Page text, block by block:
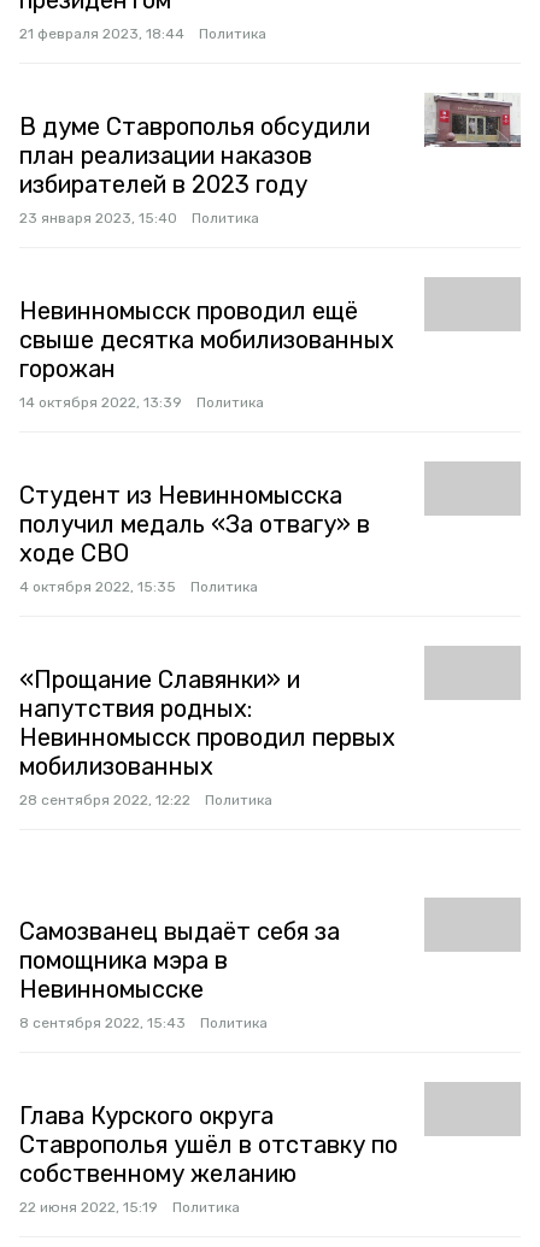
21 февраля 2023, 18:44 Политика
В думе Ставрополья обсудили
план реализации наказов
избирателей в 2023 году
23 января 2023, 15:40 Политика
Невинномысск проводил ещё
свыше десятка мобилизованных
горожан
14 октября 2022, 13:39 Политика
Студент из Невинномысска
получил медаль «За отвагу» в
ходе СВО
4 октября 2022, 15:35 Политика
«Прощание Славянки» и
напутствия родных:
Невинномысск проводил первых
мобилизованных
28 сентября 2022, 12:22 Политика
Самозванец выдаёт себя за
помощника мэра в
Невинномысске
8 сентября 2022, 15:43 Политика
Глава Курского округа
Ставрополья ушёл в отставку по
собственному желанию
22 июня 2022, 15:19 Политика